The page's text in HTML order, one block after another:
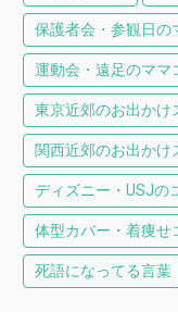
保護者会・参観日の
運動会・遠足のママ
東京近郊のお出かけ
関西近郊のお出かけ
ディズニー・USJの
体型カバー・着痩せ
死語になってる言葉